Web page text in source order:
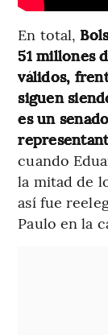
En total,
51 millones
válidos,
siguen
es un
cuando
la mitad de
así fue
Paulo en la